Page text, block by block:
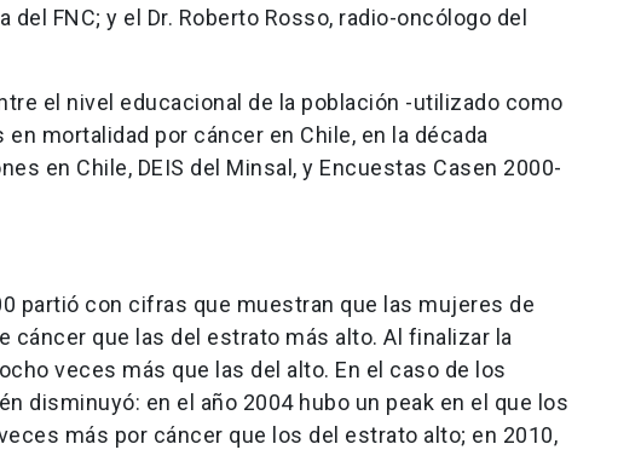
FNC; y el Dr. Roberto Rosso, radio-oncólogo del
el nivel educacional de la población -utilizado como
mortalidad por cáncer en Chile, en la década
en Chile, DEIS del Minsal, y Encuestas Casen 2000-
partió con cifras que muestran que las mujeres de
que las del estrato más alto. Al finalizar la
veces más que las del alto. En el caso de los
disminuyó: en el año 2004 hubo un peak en el que los
más por cáncer que los del estrato alto; en 2010,